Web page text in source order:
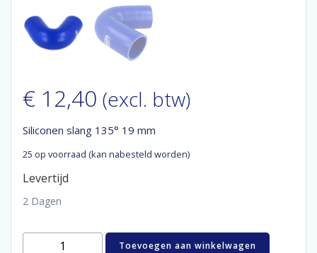
€ 12,40 (excl. btw)
Siliconen slang 135° 19 mm
25 op voorraad (kan nabesteld worden)
Levertijd
2 Dagen
Siliconen
Toevoegen aan winkelwagen